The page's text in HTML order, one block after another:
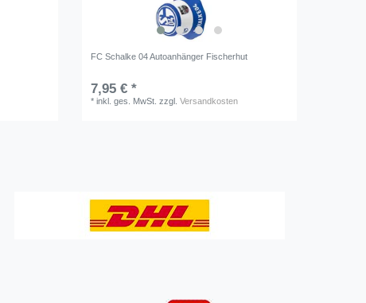
FC Schalke 04 Autoanhänger Fischerhut
7,95 € *
*inkl. ges. MwSt. zzgl.Versandkosten